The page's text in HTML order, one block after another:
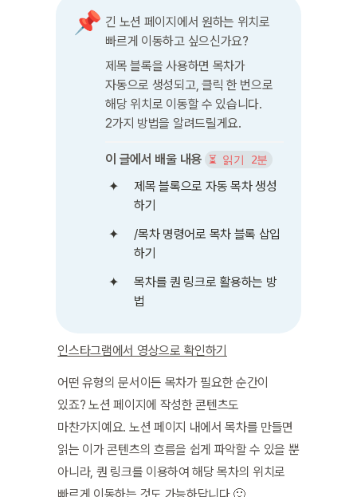
📌 긴 노션 페이지에서 원하는 위치로
빠르게 이동하고 싶으신가요?
제목 블록을 사용하면 목차가
자동으로 생성되고, 클릭 한 번으로
해당 위치로 이동할 수 있습니다.
2가지 방법을 알려드릴게요.
이 글에서 배울 내용 ⏳ 읽기 2분
제목 블록으로 자동 목차 생성
하기
/목차 명령어로 목차 블록 삽입
하기
목차를 퀀 링크로 활용하는 방
법
인스타그램에서 영상으로 확인하기
어떤 유형의 문서이든 목차가 필요한 순간이
있죠? 노션 페이지에 작성한 콘텐츠도
마찬가지예요. 노션 페이지 내에서 목차를 만들면
읽는 이가 콘텐츠의 흐름을 쉽게 파악할 수 있을 뿐
아니라, 퀀 링크를 이용하여 해당 목차의 위치로